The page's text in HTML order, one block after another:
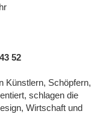
52
Künstlern, Schöpfern,
schlagen die
Wirtschaft und